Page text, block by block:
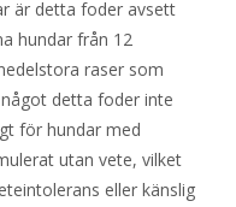
är detta foder avsett
hundar från 12
raser som
detta foder inte
för hundar med
utan vete, vilket
eller känslig